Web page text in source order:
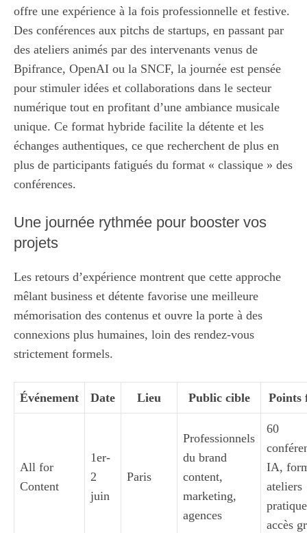
offre une expérience à la fois professionnelle et festive.
Des conférences aux pitchs de startups, en passant par
des ateliers animés par des intervenants venus de
Bpifrance, OpenAI ou la SNCF, la journée est pensée
pour stimuler idées et collaborations dans le secteur
numérique tout en profitant d’une ambiance musicale
unique. Ce format hybride facilite la détente et les
échanges authentiques, ce que recherchent de plus en
plus de participants fatigués du format « classique » des
conférences.
Une journée rythmée pour booster vos
projets
Les retours d’expérience montrent que cette approche
mêlant business et détente favorise une meilleure
mémorisation des contenus et ouvre la porte à des
connexions plus humaines, loin des rendez-vous
strictement formels.
Événement Date Lieu Public cible Points
All for
Content
1er-
2
juin
Paris
Professionnels
du brand
content,
marketing,
agences
60
IA,
ateliers
accès